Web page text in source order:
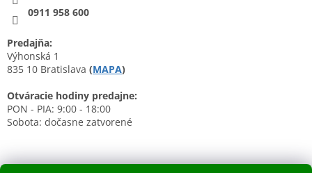
0911 958 600
Predajňa:
Výhonská 1
835 10 Bratislava (MAPA)
Otváracie hodiny predajne:
PON - PIA: 9:00 - 18:00
Sobota: dočasne zatvorené